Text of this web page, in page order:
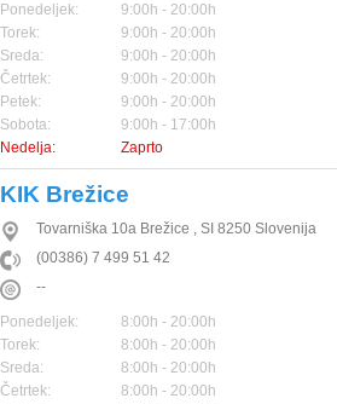
Ponedeljek:
9:00h - 20:00h
Torek:
9:00h - 20:00h
Sreda:
9:00h - 20:00h
Četrtek:
9:00h - 20:00h
Petek:
9:00h - 20:00h
Sobota:
9:00h - 17:00h
Nedelja:
Zaprto
KIK Brežice
Tovarniška 10a Brežice , SI 8250 Slovenija
(00386) 7 499 51 42
--
Ponedeljek:
8:00h - 20:00h
Torek:
8:00h - 20:00h
Sreda:
8:00h - 20:00h
Četrtek:
8:00h - 20:00h